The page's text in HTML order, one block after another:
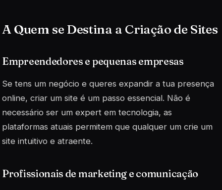
A Quem se Destina a Criação de Sites
Empreendedores e pequenas empresas
Se tens um negócio e queres expandir a tua presença
online, criar um site é um passo essencial. Não é
necessário ser um expert em tecnologia, as
plataformas atuais permitem que qualquer um crie um
site intuitivo e atraente.
Profissionais de marketing e comunicação